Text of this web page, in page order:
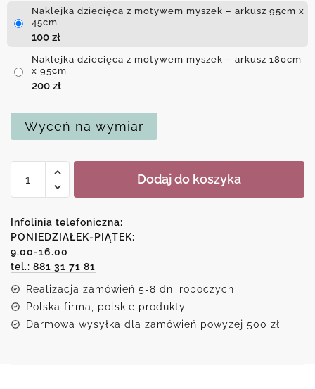
Naklejka dziecięca z motywem myszek – arkusz 95cm x
45cm
100 zł
Naklejka dziecięca z motywem myszek – arkusz 180cm
x 95cm
200 zł
Wyceń na wymiar
Naklejka
z
motywem
myszek
Dodaj do koszyka
Infolinia telefoniczna:
PONIEDZIAŁEK-PIĄTEK:
9.00-16.00
tel.: 881 31 71 81
Realizacja zamówień 5-8 dni roboczych
Polska firma, polskie produkty
Darmowa wysyłka dla zamówień powyżej 500 zł